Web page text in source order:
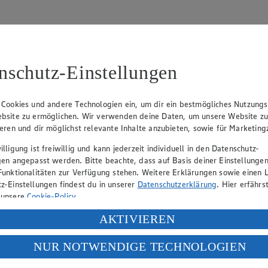
Fickert (Vorstandsmitglied), Jürgen Mäder
gewährt Ihnen jedoch das Recht, den auf dieser Website
und Vervielfältigung von Bildmaterial oder Grafiken aus
verantwortlich. Firma und Anschriften unserer
hin, dass wir nicht an einem Streitbeilegungsverfahren vor einer
Einstellungen
und andere Technologien ein, um dir ein bestmögliches
zu ermöglichen. Wir verwenden deine Daten, um unsere Website zu
und dir möglichst relevante Inhalte anzubieten, sowie für
ist freiwillig und kann jederzeit individuell in den Datenschutz-
angepasst werden. Bitte beachte, dass auf Basis deiner
zur Verfügung stehen. Weitere Erklärungen sowie einen
Einstellungen findest du in unserer Datenschutzerklärung. Hier
Cookie-Policy.
deiner personenbezogenen Daten in den USA durch Facebook und
„Aktivieren“ klickst, willigst du im Sinne des Art. 49 Abs. 1 Satz 1 lit.
Daten in den USA verarbeitet werden. Der EuGH sieht die USA als
europäischen Standards nicht angemessenen Datenschutzniveau an. Es
AKTIVIEREN
NUR NOTWENDIGE TECHNOLOGIEN